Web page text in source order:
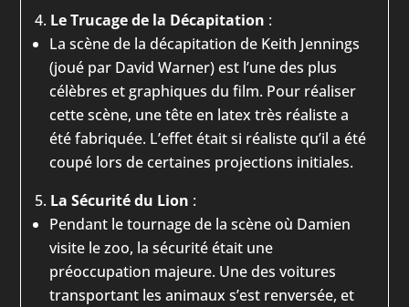
Le Trucage de la Décapitation :
La scène de la décapitation de Keith Jennings
(joué par David Warner) est l’une des plus
célèbres et graphiques du film. Pour réaliser
cette scène, une tête en latex très réaliste a
été fabriquée. L’effet était si réaliste qu’il a été
coupé lors de certaines projections initiales.
La Sécurité du Lion :
Pendant le tournage de la scène où Damien
visite le zoo, la sécurité était une
préoccupation majeure. Une des voitures
transportant les animaux s’est renversée, et